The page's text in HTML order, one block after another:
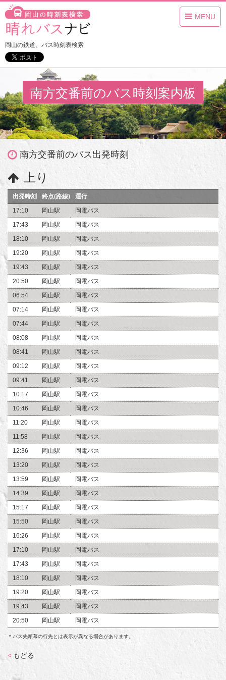
MENU
岡山の鉄道、バス時刻表検索
南方交番前のバス時刻案内板
南方交番前のバス出発時刻
上り
出発時刻 終点(路線)
運行
17:10
岡山駅
岡電バス
17:43
岡山駅
岡電バス
18:10
岡山駅
岡電バス
19:20
岡山駅
岡電バス
19:43
岡山駅
岡電バス
20:50
岡山駅
岡電バス
06:54
岡山駅
岡電バス
07:14
岡山駅
岡電バス
07:44
岡山駅
岡電バス
08:08
岡山駅
岡電バス
08:41
岡山駅
岡電バス
09:12
岡山駅
岡電バス
09:41
岡山駅
岡電バス
10:17
岡山駅
岡電バス
10:46
岡山駅
岡電バス
11:20
岡山駅
岡電バス
11:58
岡山駅
岡電バス
12:36
岡山駅
岡電バス
13:20
岡山駅
岡電バス
13:59
岡山駅
岡電バス
14:39
岡山駅
岡電バス
15:17
岡山駅
岡電バス
15:50
岡山駅
岡電バス
16:26
岡山駅
岡電バス
17:10
岡山駅
岡電バス
17:43
岡山駅
岡電バス
18:10
岡山駅
岡電バス
19:20
岡山駅
岡電バス
19:43
岡山駅
岡電バス
20:50
岡山駅 岡電バス
＊バス先頭幕の行先とは表示が異なる場合があります。
< もどる